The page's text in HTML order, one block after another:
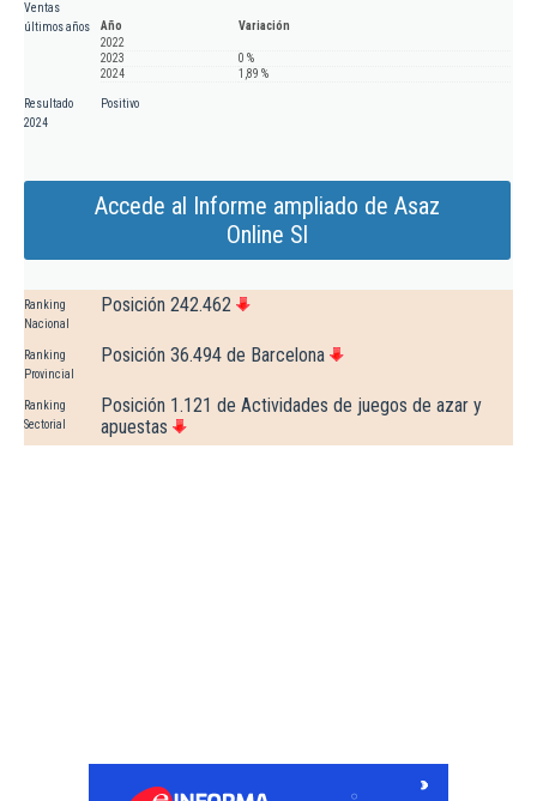
Ventas
últimos años
Año
Variación
2022
2023
0 %
2024
1,89 %
Resultado
2024
Positivo
Accede al Informe ampliado de Asaz
Online Sl
Ranking
Nacional
Posición 242.462
Ranking
Provincial
Posición 36.494 de Barcelona
Ranking
Sectorial
Posición 1.121 de Actividades de juegos de azar y
apuestas